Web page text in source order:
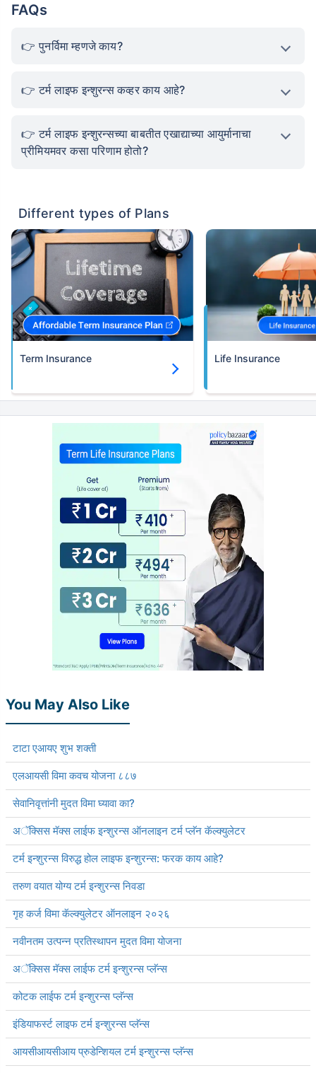
FAQs
पुनर्विमा म्हणजे काय?
टर्म लाइफ इन्शुरन्स कव्हर काय आहे?
टर्म लाइफ इन्शुरन्सच्या बाबतीत एखाद्याच्या आयुर्मानाचा
प्रीमियमवर कसा परिणाम होतो?
Different types of Plans
Term Insurance Life Insurance
You May Also Like
टाटा एआयए शुभ शक्ती
एलआयसी विमा कवच योजना ८८७
सेवानिवृत्तांनी मुदत विमा घ्यावा का?
अॅक्सिस मॅक्स लाईफ इन्शुरन्स ऑनलाइन टर्म प्लॅन कॅल्क्युलेटर
टर्म इन्शुरन्स विरुद्ध होल लाइफ इन्शुरन्स: फरक काय आहे?
तरुण वयात योग्य टर्म इन्शुरन्स निवडा
गृह कर्ज विमा कॅल्क्युलेटर ऑनलाइन २०२६
नवीनतम उत्पन्न प्रतिस्थापन मुदत विमा योजना
अॅक्सिस मॅक्स लाईफ टर्म इन्शुरन्स प्लॅन्स
कोटक लाईफ टर्म इन्शुरन्स प्लॅन्स
इंडियाफर्स्ट लाइफ टर्म इन्शुरन्स प्लॅन्स
आयसीआयसीआय प्रुडेन्शियल टर्म इन्शुरन्स प्लॅन्स